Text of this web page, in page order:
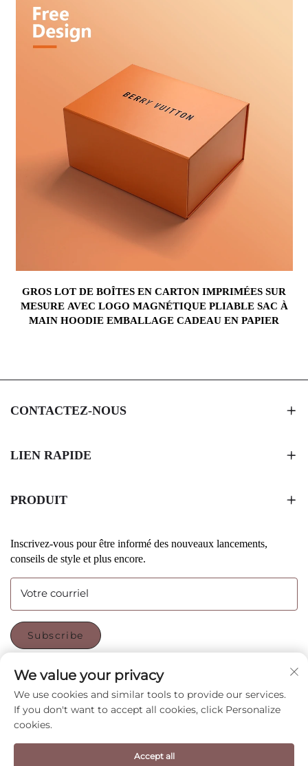
GROS LOT DE BOÎTES EN CARTON IMPRIMÉES SUR
MESURE AVEC LOGO MAGNÉTIQUE PLIABLE SAC À
MAIN HOODIE EMBALLAGE CADEAU EN PAPIER
CONTACTEZ-NOUS
LIEN RAPIDE
PRODUIT
Inscrivez-vous pour être informé des nouveaux lancements,
conseils de style et plus encore.
Votre courriel
Subscribe
SUIVEZ-NOUS
Copyright © Shenzhen CyGedin Package Ltd All Rights
Politique de confidentialité
We value your privacy
We use cookies and similar tools to provide our services.
If you don't want to accept all cookies, click Personalize
cookies.
Accept all